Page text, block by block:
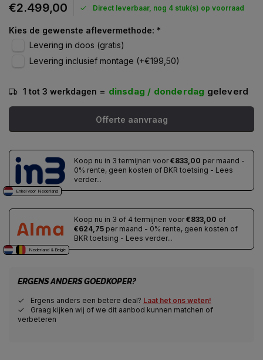
€2.499,00 Direct leverbaar, nog 4 stuk(s) op voorraad
Kies de gewenste aflevermethode: *
Levering in doos (gratis)
Levering inclusief montage (+€199,50)
1 tot 3 werkdagen = dinsdag / donderdag geleverd
Offerte aanvraag
Enkel voor Nederland
Koop nu in 3 termijnen voor €833,00 per maand -
0% rente, geen kosten of BKR toetsing - Lees
verder...
Nederland & Belgie
Koop nu in 3 of 4 termijnen voor €833,00 of
€624,75 per maand - 0% rente, geen kosten of
BKR toetsing - Lees verder...
ERGENS ANDERS GOEDKOPER?
Ergens anders een betere deal? Laat het ons weten!
Graag kijken wij of we dit aanbod kunnen matchen of
verbeteren